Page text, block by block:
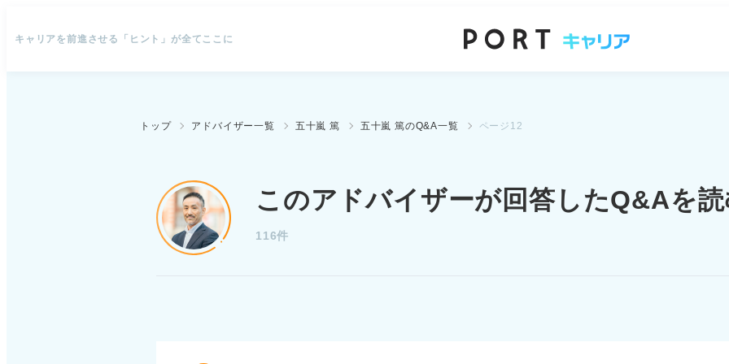
キャリアを前進させる「ヒント」が全てここに
トップ アドバイザー一覧 五十嵐 篤 五十嵐 篤のQ&A一覧 ページ12
このアドバイザーが回答したQ&Aを
116件